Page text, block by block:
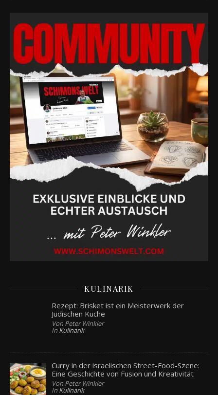
KULINARIK
Rezept: Brisket ist ein Meisterwerk der
Jüdischen Küche
Von Peter Winkler
In Kulinarik
Curry in der israelischen Street-Food-Szene:
Eine Geschichte von Fusion und Kreativität
Von Peter Winkler
In Kulinarik